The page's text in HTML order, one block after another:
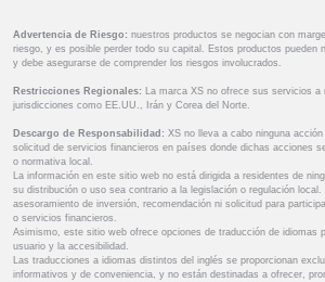
Advertencia de Riesgo: nuestros productos se negocian con
riesgo, y es posible perder todo su capital. Estos productos pueden
y debe asegurarse de comprender los riesgos involucrados.
Restricciones Regionales: La marca XS no ofrece sus servicios a
jurisdicciones como EE.UU., Irán y Corea del Norte.
Descargo de Responsabilidad: XS no lleva a cabo ninguna
solicitud de servicios financieros en países donde dichas acciones
o normativa local.
La información en este sitio web no está dirigida a residentes de
su distribución o uso sea contrario a la legislación o regulación
asesoramiento de inversión, recomendación ni solicitud para
o servicios financieros.
Asimismo, este sitio web ofrece opciones de traducción de idiomas
usuario y la accesibilidad.
Las traducciones a idiomas distintos del inglés se proporcionan
informativos y de conveniencia, y no están destinadas a ofrecer,